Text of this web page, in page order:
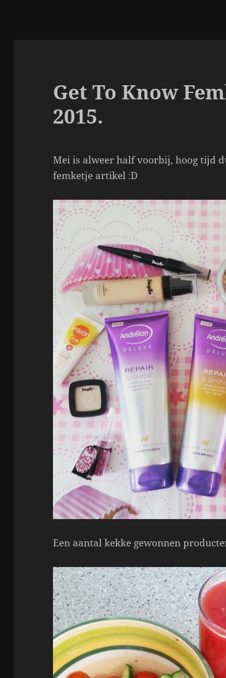
Get To Know
2015.
Mei is alweer half voorbij, hoog tijd
femketje artikel :D
Een aantal kekke gewonnen